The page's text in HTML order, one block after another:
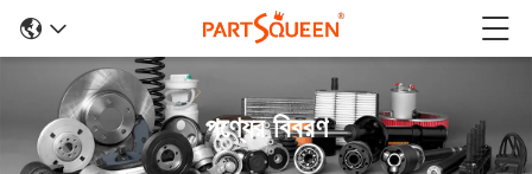
পণ্যের বিবরণ